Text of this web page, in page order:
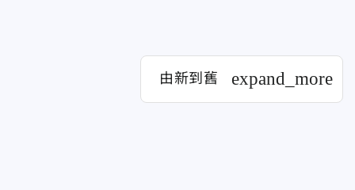
由新到舊 expand_more